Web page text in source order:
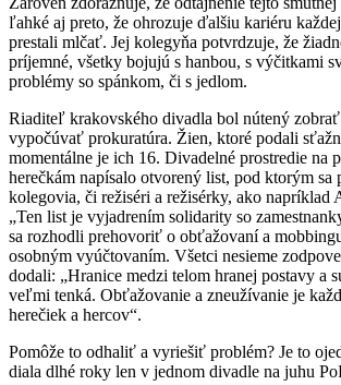
ľahké aj preto, že ohrozuje ďalšiu kariéru
prestali mlčať. Jej kolegyňa potvrdzuje, že
príjemné, všetky bojujú s hanbou, s výčitkami
problémy so spánkom, či s jedlom.
Riaditeľ krakovského divadla bol nútený
vypočúvať prokuratúra. Žien, ktoré podali
momentálne je ich 16. Divadelné prostredie na
herečkám napísalo otvorený list, pod ktorým sa
kolegovia, či režiséri a režisérky, ako napríklad
„Ten list je vyjadrením solidarity so
sa rozhodli prehovoriť o obťažovaní a
osobným vyúčtovaním. Všetci nesieme
dodali: „Hranice medzi telom hranej postavy a
veľmi tenká. Obťažovanie a zneužívanie je
herečiek a hercov“.
Pomôže to odhaliť a vyriešiť problém? Je to
diala dlhé roky len v jednom divadle na juhu